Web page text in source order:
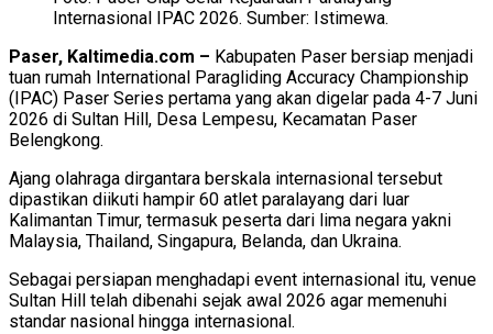
Internasional IPAC 2026. Sumber: Istimewa.
Paser, Kaltimedia.com – Kabupaten Paser bersiap menjadi
tuan rumah International Paragliding Accuracy Championship
(IPAC) Paser Series pertama yang akan digelar pada 4-7 Juni
2026 di Sultan Hill, Desa Lempesu, Kecamatan Paser
Belengkong.
Ajang olahraga dirgantara berskala internasional tersebut
dipastikan diikuti hampir 60 atlet paralayang dari luar
Kalimantan Timur, termasuk peserta dari lima negara yakni
Malaysia, Thailand, Singapura, Belanda, dan Ukraina.
Sebagai persiapan menghadapi event internasional itu, venue
Sultan Hill telah dibenahi sejak awal 2026 agar memenuhi
standar nasional hingga internasional.